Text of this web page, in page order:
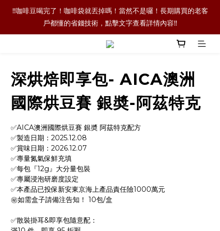
‼️本公司未使用任何‼️LinkedIn‼️進行任何業務，請大家注意網路詐
騙‼️
‼️咖啡豆喝完了！咖啡袋就丟掉嗎！當然不是囉！長期購買的老客
戶都懂的省錢技術，點擊文字查看詳情內容‼️
‼️本公司未使用任何‼️LinkedIn‼️進行任何業務，請大家注意網路詐
深烘焙即享包- AICA澳洲
國際烘豆賽 銀奬-阿茲特克
✅AICA澳洲國際烘豆賽 銀奬 阿茲特克配方
✅製造日期：2025.12.08
✅賞味日期：2026.12.07
✅專量氮氣保鮮充填
✅每包『12g』大分量包裝
✅專屬浸泡研磨度設定
✅本產品已投保新安東京海上產品責任險1000萬元
㊙️如需盒子請備注告知！ 10包/盒
✅散裝掛耳&即享包隨意配：